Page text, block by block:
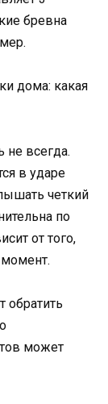
бревна
всегда.
в ударе
четкий
по
от того,
обратить
может